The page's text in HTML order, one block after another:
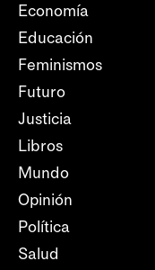
Economía
Educación
Feminismos
Futuro
Justicia
Libros
Mundo
Opinión
Política
Salud